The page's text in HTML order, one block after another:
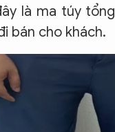
là ma túy
bán cho khách.